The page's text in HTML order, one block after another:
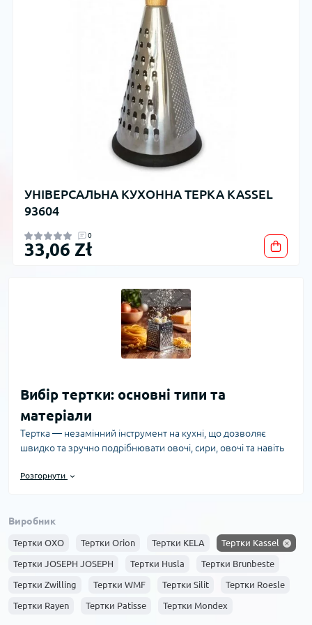
УНІВЕРСАЛЬНА КУХОННА ТЕРКА KASSEL
93604
0
33,06 Zł
Вибір тертки: основні типи та
матеріали
Тертка — незамінний інструмент на кухні, що дозволяє
швидко та зручно подрібнювати овочі, сири, овочі та навіть
широкий асортимент терток, які допоможуть оптимізувати
Існує кілька популярних видів терток, кожен з яких
розроблений для конкретних завдань:
Класична плоска тертка— найпростіший і
найпоширеніший варіант. Підходить для дрібної та
Розгорнути
Виробник
Тертки OXO Тертки Orion Тертки KELA Тертки Kassel
Тертки JOSEPH JOSEPH Тертки Husla Тертки Brunbeste
Тертки Zwilling Тертки WMF Тертки Silit Тертки Roesle
Тертки Rayen Тертки Patisse Тертки Mondex